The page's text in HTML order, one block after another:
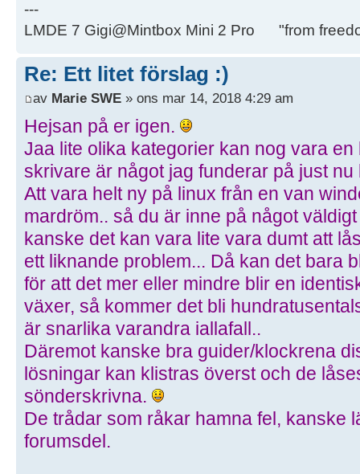
---
LMDE 7 Gigi@Mintbox Mini 2 Pro "from
Re: Ett litet förslag :)
av Marie SWE » ons mar 14, 2018 4:29 am
Hejsan på er igen.
Jaa lite olika kategorier kan nog vara
skrivare är något jag funderar på just nu
Att vara helt ny på linux från en van
mardröm.. så du är inne på något
kanske det kan vara lite vara dumt att
ett liknande problem... Då kan det bara
för att det mer eller mindre blir en
växer, så kommer det bli
är snarlika varandra iallafall..
Däremot kanske bra guider/klockrena
lösningar kan klistras överst och de
sönderskrivna.
De trådar som råkar hamna fel, kanske
forumsdel.